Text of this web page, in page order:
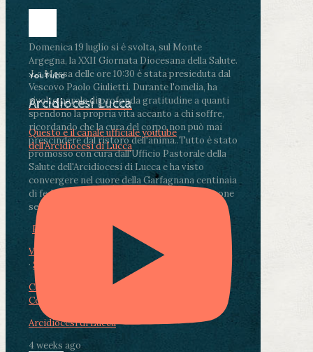
Domenica 19 luglio si è svolta, sul Monte
Argegna, la XXII Giornata Diocesana della Salute.
.La Messa delle ore 10:30 è stata presieduta dal
Vescovo Paolo Giulietti. Durante l'omelia, ha
rivolto parole di profonda gratitudine a quanti
spendono la propria vita accanto a chi soffre,
ricordando che la cura del corpo non può mai
prescindere dal ristoro dell'anima..Tutto è stato
promosso con cura dall'Ufficio Pastorale della
Salute dell'Arcidiocesi di Lucca e ha visto
convergere nel cuore della Garfagnana centinaia
di fedeli, operatori sanitari, volontari e persone
segnate dalla malattia.
Photo
View on Facebook
· Share
Condividi su Facebook
Condividi su LinkedIn
Arcidiocesi di Lucca
4 weeks ago
YouTube
Arcidiocesi Lucca
Questo è il canale ufficiale youtube
dell'Arcidiocesi di Lucca